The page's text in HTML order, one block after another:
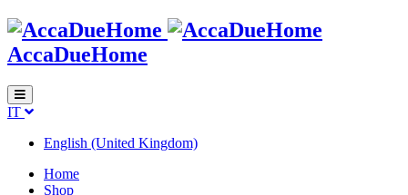
AccaDueHome
IT
English (United Kingdom)
Home
Shop